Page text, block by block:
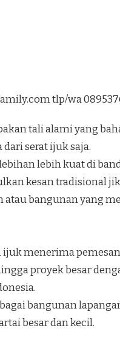
tlp/wa
tali alami yang
serat ijuk saja.
lebih kuat di
kesan tradisional
bangunan yang
menerima
proyek besar
bangunan
besar dan kecil.